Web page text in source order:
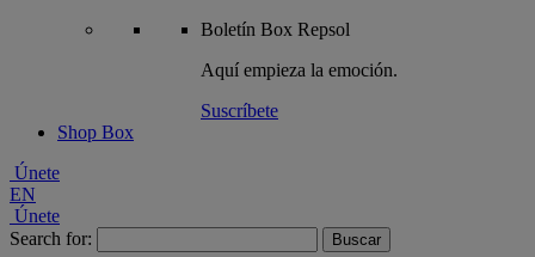
Boletín Box Repsol
Aquí empieza la emoción.
Suscríbete
Shop Box
Únete
EN
Únete
Search for: